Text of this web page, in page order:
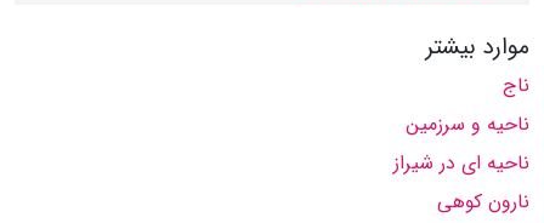
موارد بیشتر
ناج
ناحیه و سرزمین
ناحیه ای در شیراز
نارون کوهی